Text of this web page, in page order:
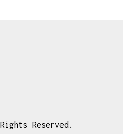
Reserved.